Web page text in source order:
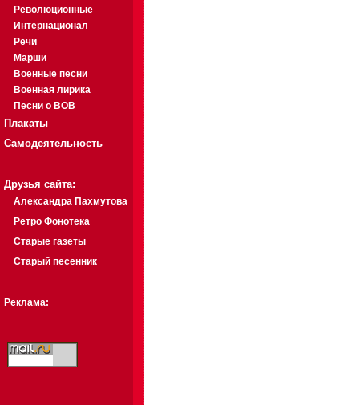
Революционные
Интернационал
Речи
Марши
Военные песни
Военная лирика
Песни о ВОВ
Плакаты
Самодеятельность
Друзья сайта:
Александра Пахмутова
Ретро Фонотека
Старые газеты
Старый песенник
Реклама: